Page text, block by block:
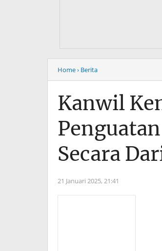
Home› Berita
Kanwil
Secara
21 Januari 2025, 21:41